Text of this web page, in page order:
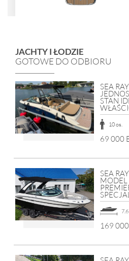
JACHTY I ŁODZIE
GOTOWE DO ODBIORU
SEA
STAN
10 os.
69 000
SEA
MODEL
169